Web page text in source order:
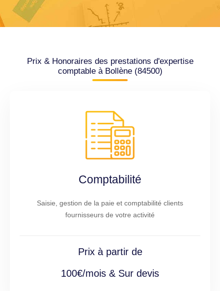
Prix & Honoraires des prestations d'expertise
comptable à Bollène (84500)
Comptabilité
Saisie, gestion de la paie et comptabilité clients
fournisseurs de votre activité
Prix à partir de
100€/mois & Sur devis